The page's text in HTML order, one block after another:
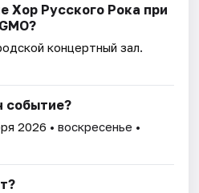
Хор Русского Рока при
концертный зал.
событие?
2026 • воскресенье •